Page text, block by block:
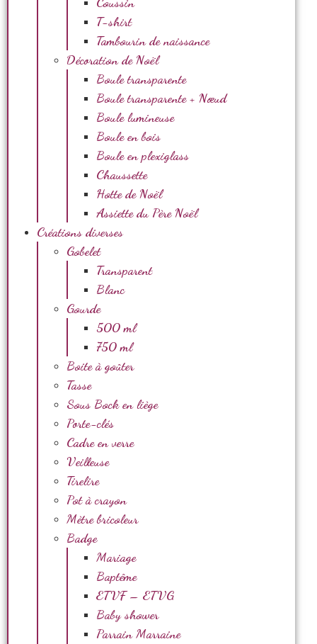
T-shirt
Tambourin de naissance
Décoration de Noël
Boule transparente
Boule transparente + Nœud
Boule lumineuse
Boule en bois
Boule en plexiglass
Chaussette
Hotte de Noël
Assiette du Père Noël
Créations diverses
Gobelet
Transparent
Blanc
Gourde
500 ml
750 ml
Boite à goûter
Tasse
Sous Bock en liège
Porte-clés
Cadre en verre
Veilleuse
Tirelire
Pot à crayon
Mètre bricoleur
Badge
Mariage
Baptême
ETVF – ETVG
Baby shower
Parrain Marraine